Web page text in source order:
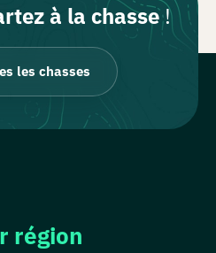
à la chasse!
les chasses
région